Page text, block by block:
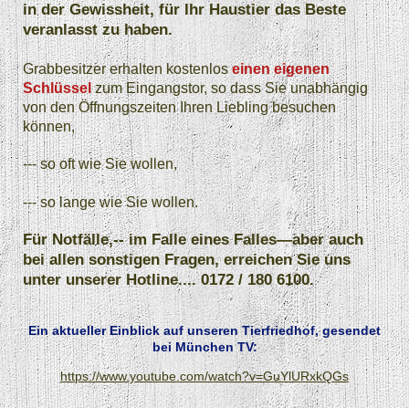
in der Gewissheit, für Ihr Haustier das Beste
veranlasst zu haben.
Grabbesitzer erhalten kostenloseinen eigenen
Schlüsselzum Eingangstor, so dass Sie unabhängig
von den Öffnungszeiten Ihren Liebling besuchen
können,
--- so oft wie Sie wollen,
--- so lange wie Sie wollen.
Für Notfälle,-- im Falle eines Falles—aber auch
bei allen sonstigen Fragen, erreichen Sie uns
unter unserer Hotline.... 0172 / 180 6100.
Ein aktueller Einblick auf unseren Tierfriedhof, gesendet
bei München TV:
https://www.youtube.com/watch?v=GuYlURxkQGs